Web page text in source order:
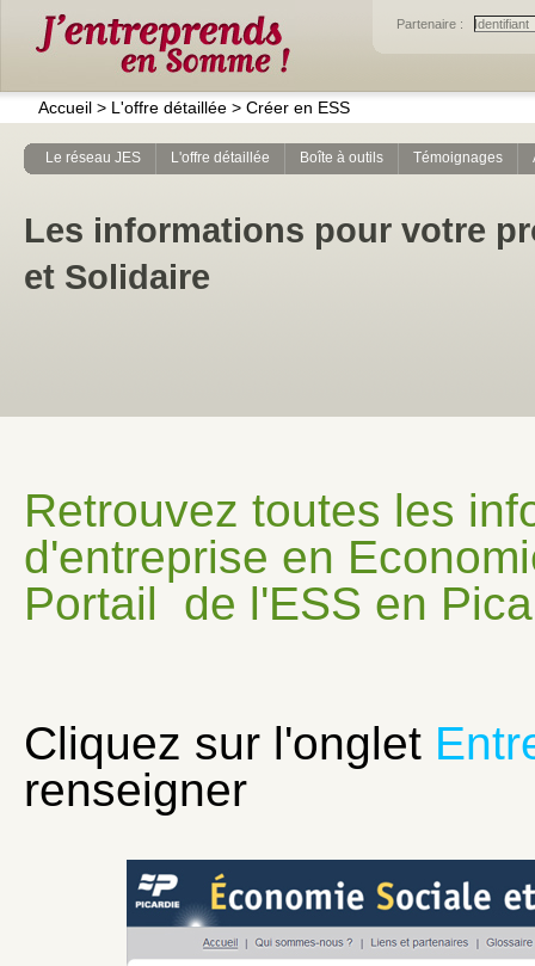
Partenaire :
Accueil > L'offre détaillée > Créer en ESS
Le réseau JES L'offre détaillée Boîte à outils Témoignages
Les informations pour votre
et Solidaire
Retrouvez toutes les
d'entreprise en
Portail de l'ESS en
Cliquez sur l'onglet
renseigner